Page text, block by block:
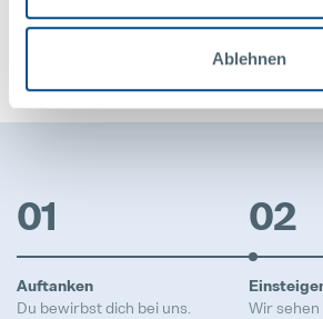
Ablehnen
uns
So schnell kann’s
01
Auftanken
Du bewirbst dich bei uns.
02
Wir sehen